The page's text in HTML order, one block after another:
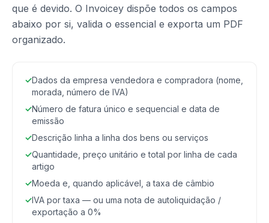
que é devido. O Invoicey dispõe todos os campos
abaixo por si, valida o essencial e exporta um PDF
organizado.
✓Dados da empresa vendedora e compradora (nome,
morada, número de IVA)
✓Número de fatura único e sequencial e data de
emissão
✓Descrição linha a linha dos bens ou serviços
✓Quantidade, preço unitário e total por linha de cada
artigo
✓Moeda e, quando aplicável, a taxa de câmbio
✓IVA por taxa — ou uma nota de autoliquidação /
exportação a 0%